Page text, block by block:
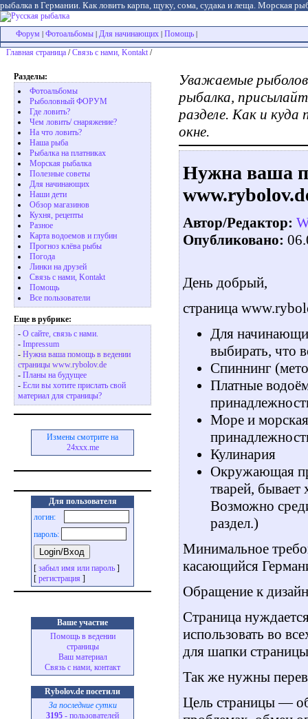
рыбалка в Германии. Как ловить карпа, щуку, сома, судака и леща. Морская
Форум Фотоальбомы Для начинающих Помощь
Главная страница /Связь с нами, Kontakt /
Разделы:
Фотоальбомы
Рыболовный ФОРУМ
Где ловить?
Чем ловить/ снаряжение?
На что ловить?
Наша рыба
Рыбалка на платниках
Морская рыбалка
Полезные советы
Для начинающих
Наши дети
Обзор магазинов
Кухня, рецепты
Разное
Карта водоемов и глубин
Прогноз клёва рыбы
Погода
Линки на друзей
Связь с нами, Kontakt
Помощь
Все пользователи
Еще в рубрике:
- О сайте, связь с нами.
- Impressum
- Нужна ваша помощь в ведении
страницы www.rybolov.de
- Планы на будущее
- Если вы хотите прислать свой
материал для страницы?
Измены смотрите на
24xxx.me
Для пользователя
логин:
пароль:
[ забыл имя или пароль ]
[ регистрация ]
Ваше участие
Помощь в ведении
страницы
Ваш материал
Связь с нами, контакт
Rybolov.de посетили
За последние сутки
3195 - пользователей
Уважаемые
рыбалка,
разделе. Как и
окне.
Нужна ваша
Автор/Редактор:
Опубликовано:
День добрый,
страница
Для
выбирать, что
Спиннинг
Платные
Море и
Кулинария
Окружающая
тварей, бывает
Возможно
раздел.)
Минимальное
касающийся
Обращение к
Страница
использовать во
для шапки
Так же нужны
Цель страницы —